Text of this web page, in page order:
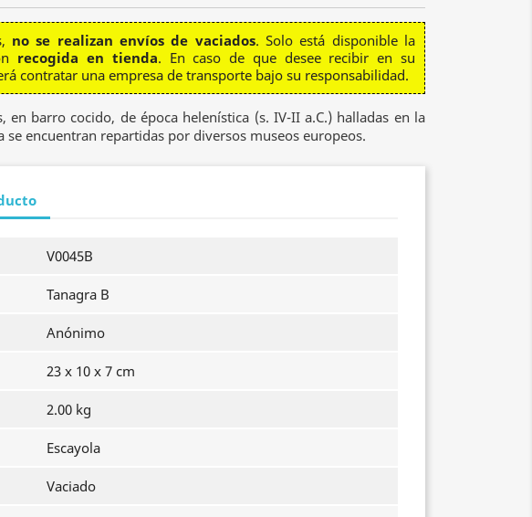
no se realizan envíos de vaciados. Solo está disponible la
recogida en tienda. En caso de que desee recibir en su
contratar una empresa de transporte bajo su responsabilidad.
en barro cocido, de época helenística (s. IV-II a.C.) halladas en la
se encuentran repartidas por diversos museos europeos.
V0045B
Tanagra B
Anónimo
23 x 10 x 7 cm
2.00 kg
Escayola
Vaciado